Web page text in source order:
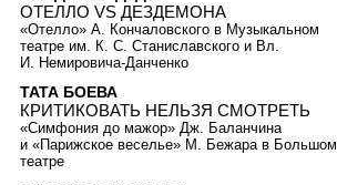
ОТЕЛЛО VS ДЕЗДЕМОНА
«Отелло» А. Кончаловского в Музыкальном
театре им. К. С. Станиславского и Вл.
И. Немировича-Данченко
ТАТА БОЕВА
КРИТИКОВАТЬ НЕЛЬЗЯ СМОТРЕТЬ
«Симфония до мажор» Дж. Баланчина
и «Парижское веселье» М. Бежара в Большом
театре